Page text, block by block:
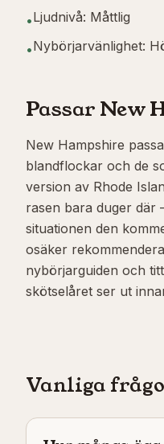
•Ljudnivå: Måttlig
•Nybörjarvänlighet:
Passar New
New Hampshire
blandflockar och de
version av Rhode
rasen bara duger där
situationen den
osäker
nybörjarguiden och
skötselåret ser ut
Vanliga